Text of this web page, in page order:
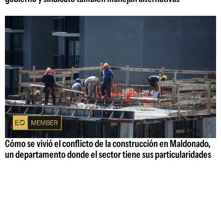
Cómo se vivió el conflicto de la construcción en Maldonado,
un departamento donde el sector tiene sus particularidades